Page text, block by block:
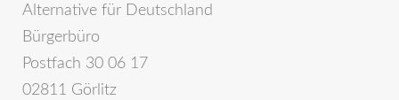
Alternative für Deutschland
Bürgerbüro
Postfach 30 06 17
02811 Görlitz